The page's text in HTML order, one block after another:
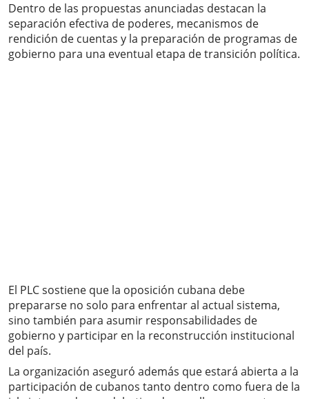
Dentro de las propuestas anunciadas destacan la
separación efectiva de poderes, mecanismos de
rendición de cuentas y la preparación de programas de
gobierno para una eventual etapa de transición política.
El PLC sostiene que la oposición cubana debe
prepararse no solo para enfrentar al actual sistema,
sino también para asumir responsabilidades de
gobierno y participar en la reconstrucción institucional
del país.
La organización aseguró además que estará abierta a la
participación de cubanos tanto dentro como fuera de la